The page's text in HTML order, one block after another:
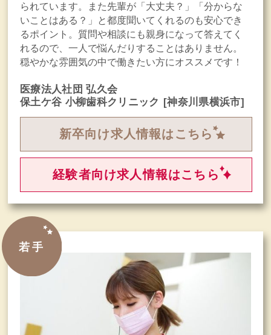
られています。また先輩が「大丈夫？」「分からな
いことはある？」と都度聞いてくれるのも安心でき
るポイント。質問や相談にも親身になって答えてく
れるので、一人で悩んだりすることはありません。
穏やかな雰囲気の中で働きたい方にオススメです！
医療法人社団 弘久会
保土ケ谷 小柳歯科クリニック [神奈川県横浜市]
新卒向け求人情報はこちら
経験者向け求人情報はこちら
若手